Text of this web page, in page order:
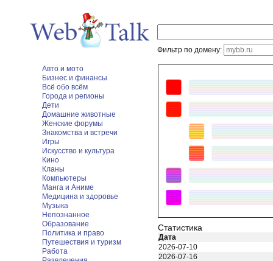
Фильтр по домену:
Авто и мото
Бизнес и финансы
Всё обо всём
Города и регионы
Дети
Домашние животные
Женские форумы
Знакомства и встречи
Игры
Искусство и культура
Кино
Кланы
Компьютеры
Манга и Аниме
Медицина и здоровье
Музыка
Непознанное
Образование
Политика и право
Путешествия и туризм
Работа
Статистика
Дата
2026-07-10
2026-07-16